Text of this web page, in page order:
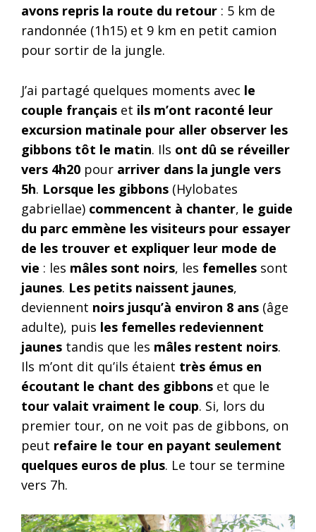
avons repris la route du retour : 5 km de
randonnée (1h15) et 9 km en petit camion
pour sortir de la jungle.
J’ai partagé quelques moments avec le
couple français et ils m’ont raconté leur
excursion matinale pour aller observer les
gibbons tôt le matin. Ils ont dû se réveiller
vers 4h20 pour arriver dans la jungle vers
5h. Lorsque les gibbons (Hylobates
gabriellae) commencent à chanter, le guide
du parc emmène les visiteurs pour essayer
de les trouver et expliquer leur mode de
vie : les mâles sont noirs, les femelles sont
jaunes. Les petits naissent jaunes,
deviennent noirs jusqu’à environ 8 ans (âge
adulte), puis les femelles redeviennent
jaunes tandis que les mâles restent noirs.
Ils m’ont dit qu’ils étaient très émus en
écoutant le chant des gibbons et que le
tour valait vraiment le coup. Si, lors du
premier tour, on ne voit pas de gibbons, on
peut refaire le tour en payant seulement
quelques euros de plus. Le tour se termine
vers 7h.